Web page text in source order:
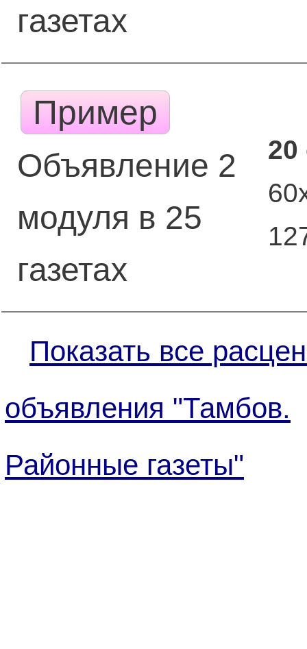
газетах
Пример
Объявление 2
модуля в 25
газетах
20
Показать все
объявления "Тамбов.
Районные газеты"